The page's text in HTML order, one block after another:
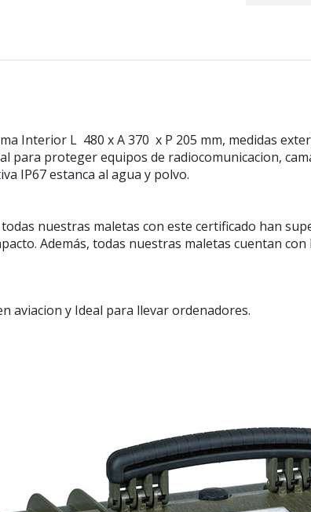
Interior L 480 x A 370 x P 205 mm, medidas
proteger equipos de radiocomunicacion,
IP67 estanca al agua y polvo.
todas nuestras maletas con este certificado han
Además, todas nuestras maletas cuentan con
aviacion y Ideal para llevar ordenadores.